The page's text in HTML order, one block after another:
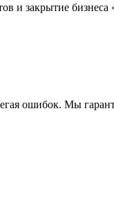
и закрытие бизнеса
ошибок. Мы